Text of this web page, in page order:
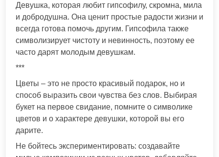
Девушка, которая любит гипсофилу, скромна, мила
и добродушна. Она ценит простые радости жизни и
всегда готова помочь другим. Гипсофила также
символизирует чистоту и невинность, поэтому ее
часто дарят молодым девушкам.
***
Цветы – это не просто красивый подарок, но и
способ выразить свои чувства без слов. Выбирая
букет на первое свидание, помните о символике
цветов и о характере девушки, которой вы его
дарите.
Не бойтесь экспериментировать: создавайте